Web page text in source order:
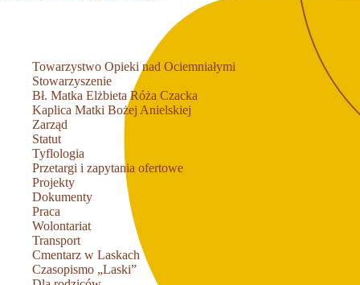
Towarzystwo Opieki nad Ociemniałymi
Stowarzyszenie
Bł. Matka Elżbieta Róża Czacka
Kaplica Matki Bożej Anielskiej
Zarząd
Statut
Tyflologia
Przetargi i zapytania ofertowe
Projekty
Dokumenty
Praca
Wolontariat
Transport
Cmentarz w Laskach
Czasopismo „Laski”